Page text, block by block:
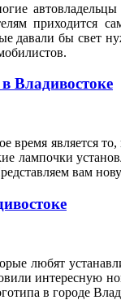
давали бы свет
Владивостоке
является то,
лампочки
вам
любят
интересную
в городе